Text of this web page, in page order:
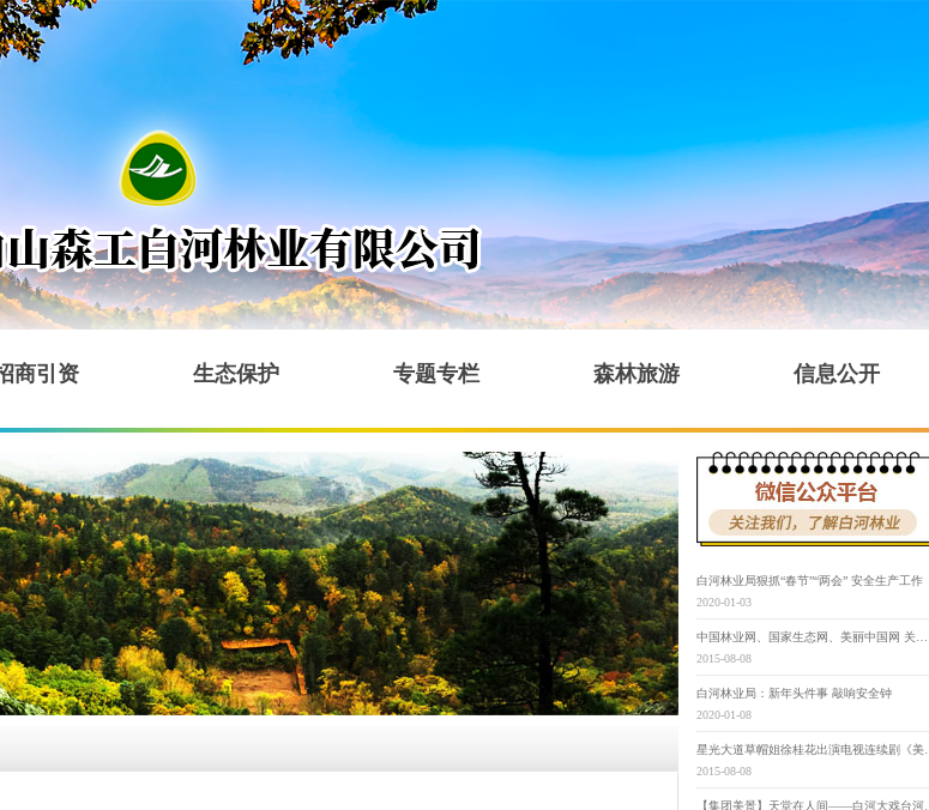
商引资 生态保护 专题专栏 森林旅游 信息公开
白河林业局狠抓“春节”“两会” 安全生产工作
2020-01-03
2015-08-08
白河林业局：新年头件事 敲响安全钟
2020-01-08
2015-08-08